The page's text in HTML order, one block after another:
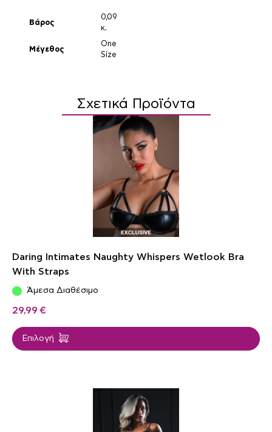
Βάρος
0,09
κ.
Μέγεθος
One
Size
Σχετικά Προϊόντα
Daring Intimates Naughty Whispers Wetlook Bra
With Straps
Άμεσα Διαθέσιμο
29,99 €
Επιλογή